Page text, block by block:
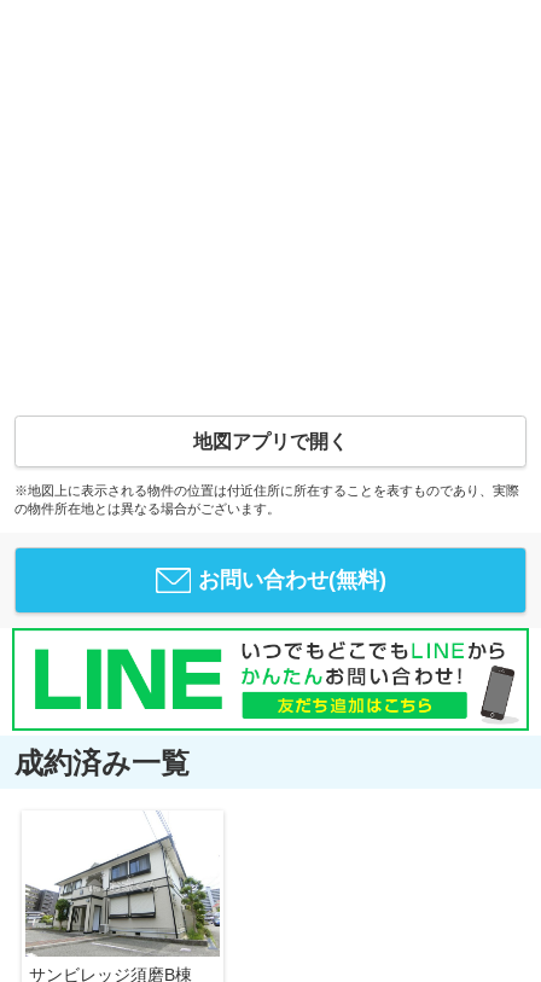
地図アプリで開く
※地図上に表示される物件の位置は付近住所に所在することを表すものであり、実際
の物件所在地とは異なる場合がございます。
お問い合わせ(無料)
成約済み一覧
サンビレッジ須磨B棟